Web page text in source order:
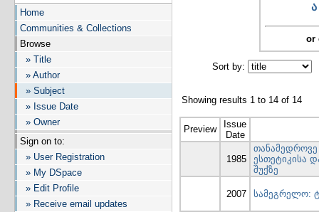
Home
Communities & Collections
Browse
» Title
» Author
» Subject
» Issue Date
» Owner
Sign on to:
» User Registration
» My DSpace
» Edit Profile
» Receive email updates
ა
or
Sort by:
Showing results 1 to 14 of 14
Preview
Issue
Date
1985
ესთეტიკისა
შუქზე
2007 სამეგრელო: